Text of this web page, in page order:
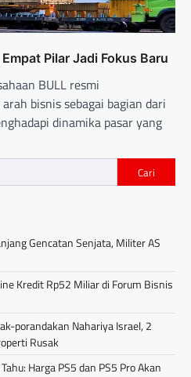
Pilar Jadi Fokus Baru
BULL resmi
bisnis sebagai bagian dari
dinamika pasar yang
Cari
Gencatan Senjata, Militer AS
Kredit Rp52 Miliar di Forum Bisnis
porandakan Nahariya Israel, 2
Rusak
Harga PS5 dan PS5 Pro Akan